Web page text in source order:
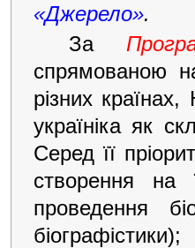
«Джерело».
За
спрямованою
різних
україніка як
Серед її
створення на
проведення